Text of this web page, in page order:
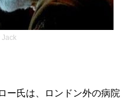
Jack
ー氏は、ロンドン外の病院